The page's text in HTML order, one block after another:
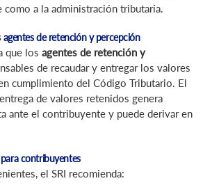
a la administración tributaria.
agentes de retención y percepción
que los agentes de retención y
de recaudar y entregar los valores
cumplimiento del Código Tributario. El
de valores retenidos genera
ante el contribuyente y puede derivar en
contribuyentes
el SRI recomienda: